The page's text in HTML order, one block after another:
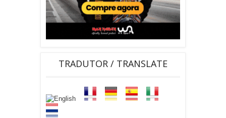
TRADUTOR / TRANSLATE